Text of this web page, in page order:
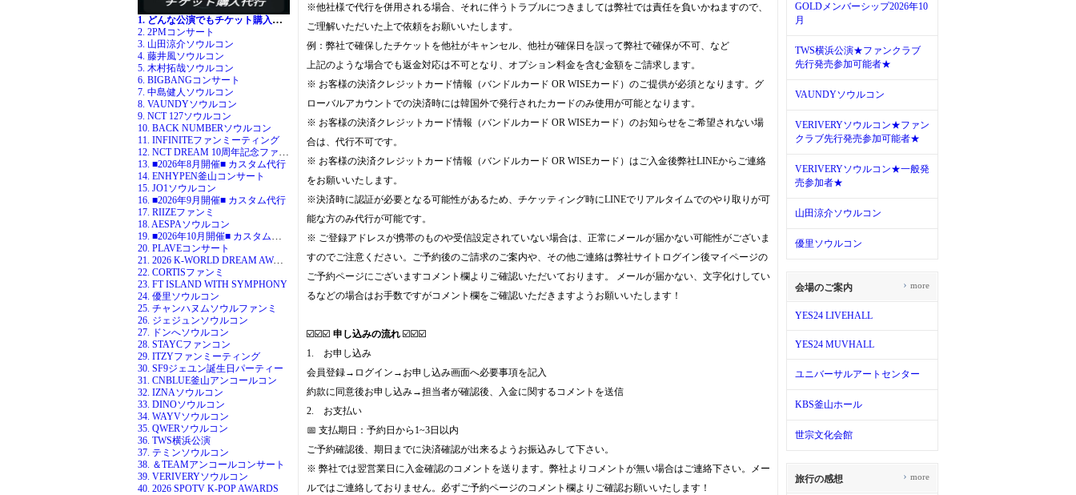
1. どんな公演でもチケット購入代行
2. 2PMコンサート
3. 山田涼介ソウルコン
4. 藤井風ソウルコン
5. 木村拓哉ソウルコン
6. BIGBANGコンサート
7. 中島健人ソウルコン
8. VAUNDYソウルコン
9. NCT 127ソウルコン
10. BACK NUMBERソウルコン
11. INFINITEファンミーティング
12. NCT DREAM 10周年記念ファンミ
13. ■2026年8月開催■ カスタム代行
14. ENHYPEN釜山コンサート
15. JO1ソウルコン
16. ■2026年9月開催■ カスタム代行
17. RIIZEファンミ
18. AESPAソウルコン
19. ■2026年10月開催■ カスタム代行
20. PLAVEコンサート
21. 2026 K-WORLD DREAM AWARDS
22. CORTISファンミ
23. FT ISLAND WITH SYMPHONY
24. 優里ソウルコン
25. チャンハヌムソウルファンミ
26. ジェジュンソウルコン
27. ドンへソウルコン
28. STAYCファンコン
29. ITZYファンミーティング
30. SF9ジェユン誕生日パーティー
31. CNBLUE釜山アンコールコン
32. IZNAソウルコン
33. DINOソウルコン
34. WAYVソウルコン
35. QWERソウルコン
36. TWS横浜公演
37. テミンソウルコン
38. ＆TEAMアンコールコンサート
39. VERIVERYソウルコン
40. 2026 SPOTV K-POP AWARDS
※他社様で代行を併用される場合、それに伴うトラブルにつきましては弊社では責任を負いかねますので、
ご理解いただいた上で依頼をお願いいたします。
例：弊社で確保したチケットを他社がキャンセル、他社が確保日を誤って弊社で確保が不可、など
上記のような場合でも返金対応は不可となり、オプション料金を含む金額をご請求します。
※ お客様の決済クレジットカード情報（バンドルカード OR WISEカード）のご提供が必須となります。グ
ローバルアカウントでの決済時には韓国外で発行されたカードのみ使用が可能となります。
※ お客様の決済クレジットカード情報（バンドルカード OR WISEカード）のお知らせをご希望されない場
合は、代行不可です。
※ お客様の決済クレジットカード情報（バンドルカード OR WISEカード）はご入金後弊社LINEからご連絡
をお願いいたします。
※決済時に認証が必要となる可能性があるため、チケッティング時にLINEでリアルタイムでのやり取りが可
能な方のみ代行が可能です。
※ ご登録アドレスが携帯のものや受信設定されていない場合は、正常にメールが届かない可能性がございま
すのでご注意ください。ご予約後のご請求のご案内や、その他ご連絡は弊社サイトログイン後マイページの
ご予約ページにございますコメント欄よりご確認いただいております。 メールが届かない、文字化けしてい
るなどの場合はお手数ですがコメント欄をご確認いただきますようお願いいたします！
☑️☑️☑️ 申し込みの流れ ☑️☑️☑️
1. お申し込み
会員登録→ログイン→お申し込み画面へ必要事項を記入
約款に同意後お申し込み→担当者が確認後、入金に関するコメントを送信
2. お支払い
📅 支払期日：予約日から1~3日以内
ご予約確認後、期日までに決済確認が出来るようお振込みして下さい。
※ 弊社では翌営業日に入金確認のコメントを送ります。弊社よりコメントが無い場合はご連絡下さい。メー
ルではご連絡しておりません。必ずご予約ページのコメント欄よりご確認お願いいたします！
GOLDメンバーシップ2026年10
月
TWS横浜公演★ファンクラブ
先行発売参加可能者★
VAUNDYソウルコン
VERIVERYソウルコン★ファン
クラブ先行発売参加可能者★
VERIVERYソウルコン★一般発
売参加者★
山田涼介ソウルコン
優里ソウルコン
会場のご案内
YES24 LIVEHALL
YES24 MUVHALL
ユニバーサルアートセンター
KBS釜山ホール
世宗文化会館
› more
旅行の感想 › more